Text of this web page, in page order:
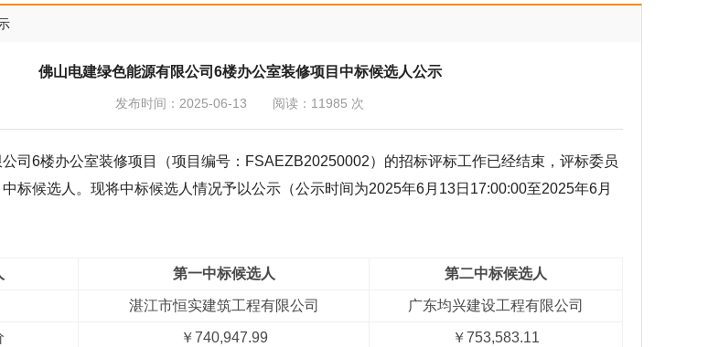
佛山电建绿色能源有限公司6楼办公室装修项目中标候选人公示
发布时间：2025-06-13 阅读：11985 次
司6楼办公室装修项目（项目编号：FSAEZB20250002）的招标评标工作已经结束，评标委员
标候选人。现将中标候选人情况予以公示（公示时间为2025年6月13日17:00:00至2025年6月
第一中标候选人 第二中标候选人
湛江市恒实建筑工程有限公司 广东均兴建设工程有限公司
￥740,947.99 ￥753,583.11